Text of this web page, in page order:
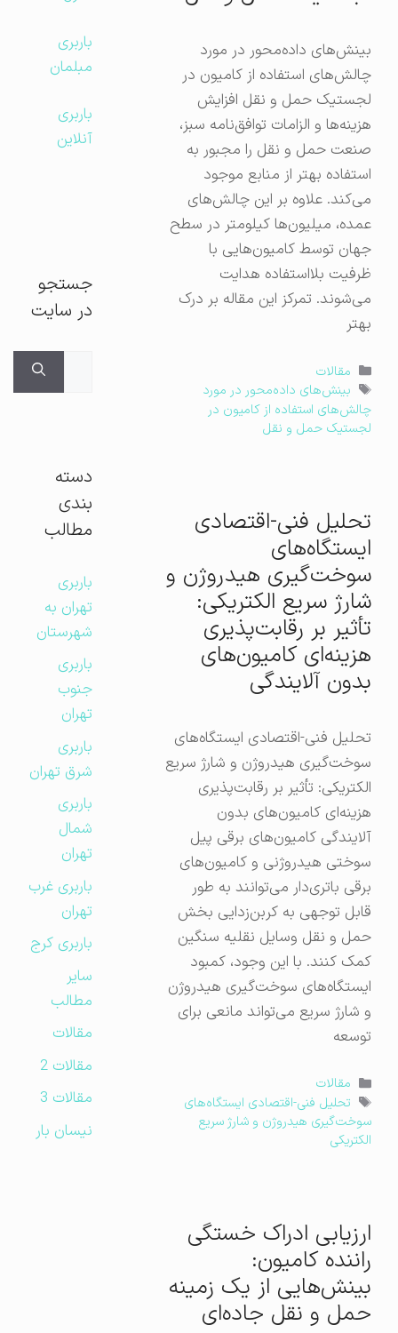
بینش‌های داده‌محور در مورد
چالش‌های استفاده از کامیون در
لجستیک حمل و نقل افزایش
هزینه‌ها و الزامات توافق‌نامه سبز،
صنعت حمل و نقل را مجبور به
استفاده بهتر از منابع موجود
می‌کند. علاوه بر این چالش‌های
عمده، میلیون‌ها کیلومتر در سطح
جهان توسط کامیون‌هایی با
ظرفیت بلااستفاده هدایت
می‌شوند. تمرکز این مقاله بر درک
دسته‌ها
مقالات
برچسب‌ها
بینش‌های داده‌محور در مورد
چالش‌های استفاده از کامیون در
لجستیک حمل و نقل
تحلیل فنی-اقتصادی
ایستگاه‌های
سوخت‌گیری هیدروژن و
شارژ سریع الکتریکی:
تأثیر بر رقابت‌پذیری
هزینه‌ای کامیون‌های
بدون آلایندگی
تحلیل فنی-اقتصادی ایستگاه‌های
سوخت‌گیری هیدروژن و شارژ سریع
الکتریکی: تأثیر بر رقابت‌پذیری
هزینه‌ای کامیون‌های بدون
آلایندگی کامیون‌های برقی پیل
سوختی هیدروژنی و کامیون‌های
برقی باتری‌دار می‌توانند به طور
قابل توجهی به کربن‌زدایی بخش
حمل و نقل وسایل نقلیه سنگین
کمک کنند. با این وجود، کمبود
ایستگاه‌های سوخت‌گیری هیدروژن
و شارژ سریع می‌تواند مانعی برای
توسعه
دسته‌ها
مقالات
برچسب‌ها
تحلیل فنی-اقتصادی ایستگاه‌های
سوخت‌گیری هیدروژن و شارژ سریع
الکتریکی
ارزیابی ادراک خستگی
راننده کامیون:
بینش‌هایی از یک زمینه
حمل و نقل جاده‌ای
باربری
مبلمان
باربری
آنلاین
جستجو
در سایت
دسته
بندی
مطالب
باربری
تهران به
شهرستان
باربری
جنوب
تهران
باربری
شرق تهران
باربری
شمال
تهران
باربری غرب
تهران
باربری کرج
مطالب
مقالات
مقالات 2
مقالات 3
نیسان بار